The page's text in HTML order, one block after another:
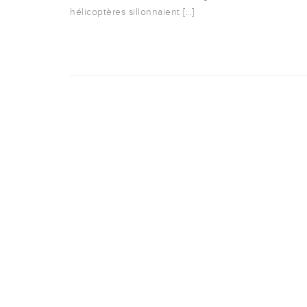
hélicoptères sillonnaient […]